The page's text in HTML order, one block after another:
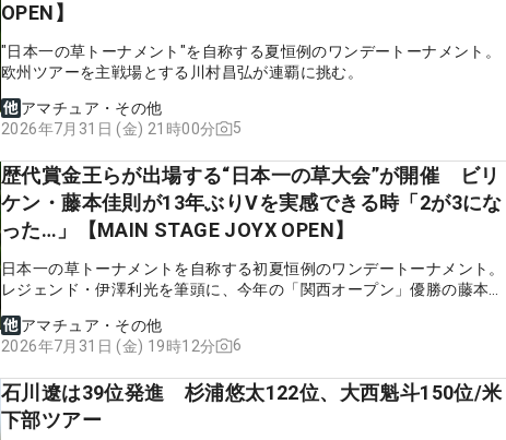
OPEN】
"日本一の草トーナメント"を自称する夏恒例のワンデートーナメント。
欧州ツアーを主戦場とする川村昌弘が連覇に挑む。
アマチュア・その他
2026年7月31日 (金) 21時00分
5
歴代賞金王らが出場する“日本一の草大会”が開催 ビリ
ケン・藤本佳則が13年ぶりVを実感できる時「2が3にな
った…」【MAIN STAGE JOYX OPEN】
日本一の草トーナメントを自称する初夏恒例のワンデートーナメント。
レジェンド・伊澤利光を筆頭に、今年の「関西オープン」優勝の藤本佳
決戦に挑む！
アマチュア・その他
2026年7月31日 (金) 19時12分
6
石川遼は39位発進 杉浦悠太122位、大西魁斗150位/米
下部ツアー